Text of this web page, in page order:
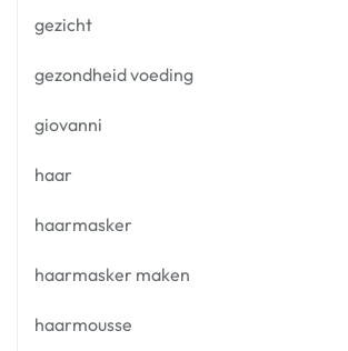
gezicht
gezondheid voeding
giovanni
haar
haarmasker
haarmasker maken
haarmousse